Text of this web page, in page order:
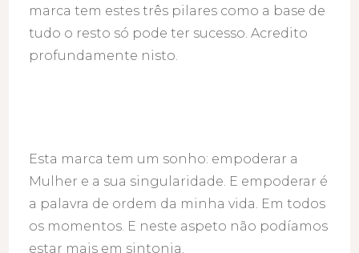
marca tem estes três pilares como a base de
tudo o resto só pode ter sucesso. Acredito
profundamente nisto.
Esta marca tem um sonho: empoderar a
Mulher e a sua singularidade. E empoderar é
a palavra de ordem da minha vida. Em todos
os momentos. E neste aspeto não podíamos
estar mais em sintonia.